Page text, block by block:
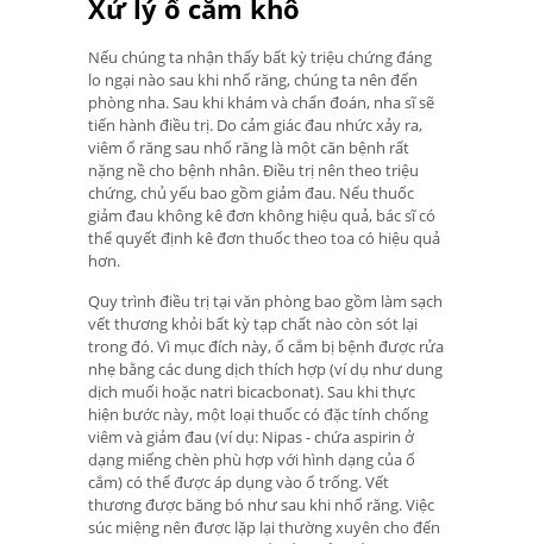
Xử lý ổ cắm khô
Nếu chúng ta nhận thấy bất kỳ triệu chứng đáng
lo ngại nào sau khi nhổ răng, chúng ta nên đến
phòng nha. Sau khi khám và chẩn đoán, nha sĩ sẽ
tiến hành điều trị. Do cảm giác đau nhức xảy ra,
viêm ổ răng sau nhổ răng là một căn bệnh rất
nặng nề cho bệnh nhân. Điều trị nên theo triệu
chứng, chủ yếu bao gồm giảm đau. Nếu thuốc
giảm đau không kê đơn không hiệu quả, bác sĩ có
thể quyết định kê đơn thuốc theo toa có hiệu quả
hơn.
Quy trình điều trị tại văn phòng bao gồm làm sạch
vết thương khỏi bất kỳ tạp chất nào còn sót lại
trong đó. Vì mục đích này, ổ cắm bị bệnh được rửa
nhẹ bằng các dung dịch thích hợp (ví dụ như dung
dịch muối hoặc natri bicacbonat). Sau khi thực
hiện bước này, một loại thuốc có đặc tính chống
viêm và giảm đau (ví dụ: Nipas - chứa aspirin ở
dạng miếng chèn phù hợp với hình dạng của ổ
cắm) có thể được áp dụng vào ổ trống. Vết
thương được băng bó như sau khi nhổ răng. Việc
súc miệng nên được lặp lại thường xuyên cho đến